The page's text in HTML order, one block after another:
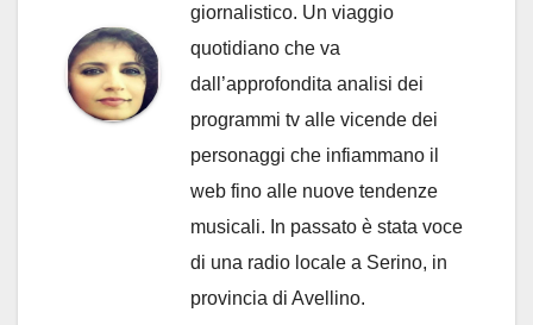
giornalistico. Un viaggio
quotidiano che va
dall’approfondita analisi dei
programmi tv alle vicende dei
personaggi che infiammano il
web fino alle nuove tendenze
musicali. In passato è stata voce
di una radio locale a Serino, in
provincia di Avellino.